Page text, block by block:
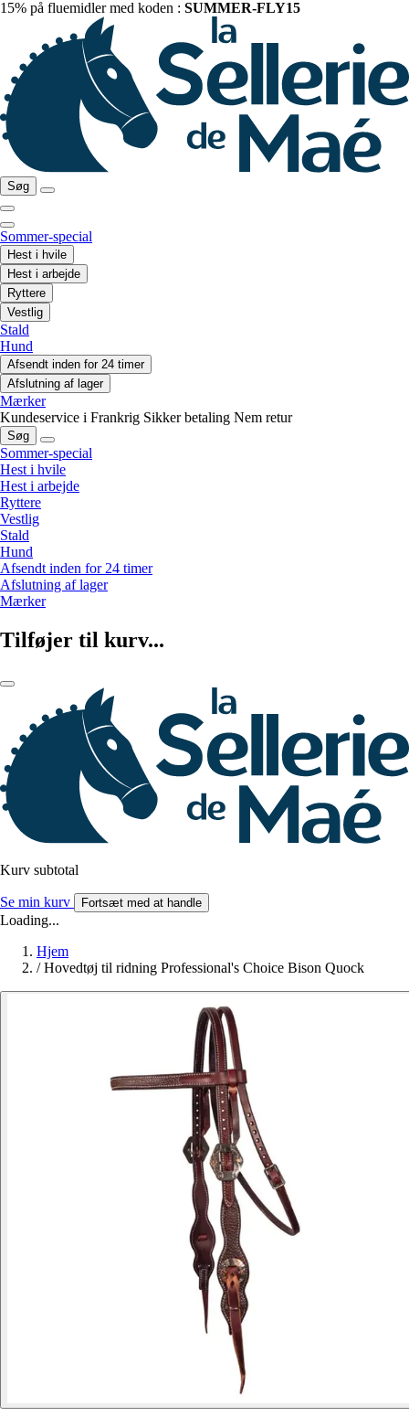
15% på fluemidler med koden : SUMMER-FLY15
Søg
Sommer-special
Hest i hvile
Hest i arbejde
Ryttere
Vestlig
Stald
Hund
Afsendt inden for 24 timer
Afslutning af lager
Mærker
Kundeservice i Frankrig Sikker betaling Nem retur
Søg
Sommer-special
Hest i hvile
Hest i arbejde
Ryttere
Vestlig
Stald
Hund
Afsendt inden for 24 timer
Afslutning af lager
Mærker
Tilføjer til kurv...
Kurv subtotal
Se min kurv Fortsæt med at handle
Loading...
Hjem
/ Hovedtøj til ridning Professional's Choice Bison Quock